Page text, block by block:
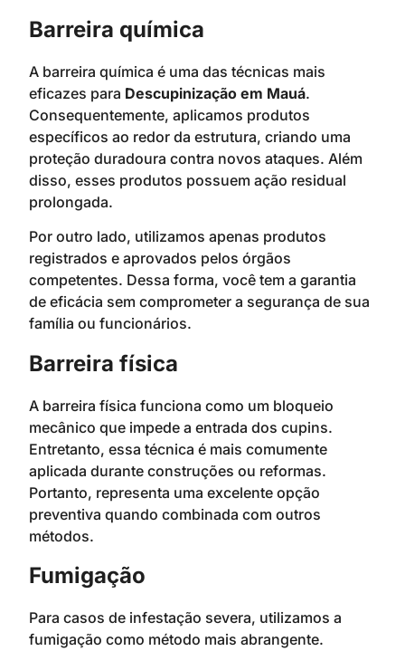
Barreira química
A barreira química é uma das técnicas mais
eficazes para Descupinização em Mauá.
Consequentemente, aplicamos produtos
específicos ao redor da estrutura, criando uma
proteção duradoura contra novos ataques. Além
disso, esses produtos possuem ação residual
prolongada.
Por outro lado, utilizamos apenas produtos
registrados e aprovados pelos órgãos
competentes. Dessa forma, você tem a garantia
de eficácia sem comprometer a segurança de sua
família ou funcionários.
Barreira física
A barreira física funciona como um bloqueio
mecânico que impede a entrada dos cupins.
Entretanto, essa técnica é mais comumente
aplicada durante construções ou reformas.
Portanto, representa uma excelente opção
preventiva quando combinada com outros
métodos.
Fumigação
Para casos de infestação severa, utilizamos a
fumigação como método mais abrangente.